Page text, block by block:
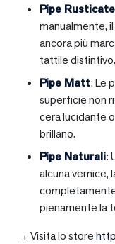
Pipe Rusticate
manualmente,
ancora più
tattile distintivo.
Pipe Matt: Le
superficie non
cera lucidante
brillano.
Pipe Naturali:
alcuna vernice,
pienamente la
→ Visita lo store